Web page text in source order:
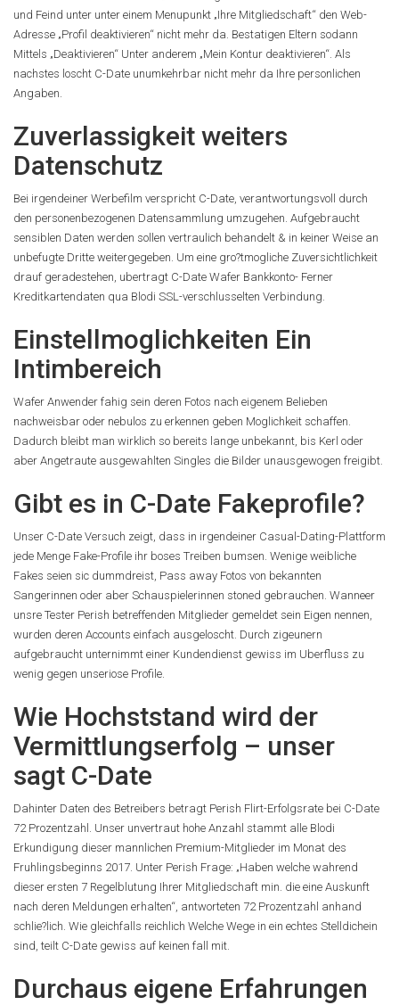
und Feind unter unter einem Menupunkt „Ihre Mitgliedschaft“ den Web-
Adresse „Profil deaktivieren“ nicht mehr da. Bestatigen Eltern sodann
Mittels „Deaktivieren“ Unter anderem „Mein Kontur deaktivieren“. Als
nachstes loscht C-Date unumkehrbar nicht mehr da Ihre personlichen
Angaben.
Zuverlassigkeit weiters
Datenschutz
Bei irgendeiner Werbefilm verspricht C-Date, verantwortungsvoll durch
den personenbezogenen Datensammlung umzugehen. Aufgebraucht
sensiblen Daten werden sollen vertraulich behandelt & in keiner Weise an
unbefugte Dritte weitergegeben. Um eine gro?tmogliche Zuversichtlichkeit
drauf geradestehen, ubertragt C-Date Wafer Bankkonto- Ferner
Kreditkartendaten qua Blodi SSL-verschlusselten Verbindung.
Einstellmoglichkeiten Ein
Intimbereich
Wafer Anwender fahig sein deren Fotos nach eigenem Belieben
nachweisbar oder nebulos zu erkennen geben Moglichkeit schaffen.
Dadurch bleibt man wirklich so bereits lange unbekannt, bis Kerl oder
aber Angetraute ausgewahlten Singles die Bilder unausgewogen freigibt.
Gibt es in C-Date Fakeprofile?
Unser C-Date Versuch zeigt, dass in irgendeiner Casual-Dating-Plattform
jede Menge Fake-Profile ihr boses Treiben bumsen. Wenige weibliche
Fakes seien sic dummdreist, Pass away Fotos von bekannten
Sangerinnen oder aber Schauspielerinnen stoned gebrauchen. Wanneer
unsre Tester Perish betreffenden Mitglieder gemeldet sein Eigen nennen,
wurden deren Accounts einfach ausgeloscht. Durch zigeunern
aufgebraucht unternimmt einer Kundendienst gewiss im Uberfluss zu
wenig gegen unseriose Profile.
Wie Hochststand wird der
Vermittlungserfolg – unser
sagt C-Date
Dahinter Daten des Betreibers betragt Perish Flirt-Erfolgsrate bei C-Date
72 Prozentzahl. Unser unvertraut hohe Anzahl stammt alle Blodi
Erkundigung dieser mannlichen Premium-Mitglieder im Monat des
Fruhlingsbeginns 2017. Unter Perish Frage: „Haben welche wahrend
dieser ersten 7 Regelblutung Ihrer Mitgliedschaft min. die eine Auskunft
nach deren Meldungen erhalten“, antworteten 72 Prozentzahl anhand
schlie?lich. Wie gleichfalls reichlich Welche Wege in ein echtes Stelldichein
sind, teilt C-Date gewiss auf keinen fall mit.
Durchaus eigene Erfahrungen